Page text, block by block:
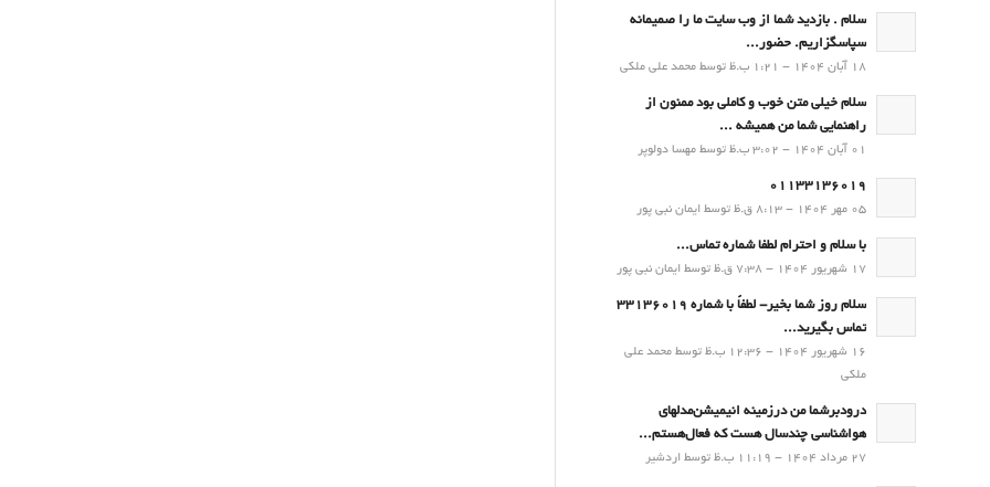
سلام . بازدید شما از وب سایت ما را صمیمانه
سپاسگزاریم. حضور...
18 آبان 1404 - 1:21 ب.ظ توسط محمد علی ملکی
سلام خیلی متن خوب و کاملی بود ممنون از
راهنمایی شما من همیشه ...
01 آبان 1404 - 3:02 ب.ظ توسط مهسا دولوپر
01133136019
05 مهر 1404 - 8:13 ق.ظ توسط ایمان نبی پور
با سلام و احترام لطفا شماره تماس...
17 شهریور 1404 - 7:38 ق.ظ توسط ایمان نبی پور
سلام روز شما بخیر- لطفاً با شماره 33136019
تماس بگیرید...
16 شهریور 1404 - 12:36 ب.ظ توسط محمد علی
ملکی
درودبرشما من درزمینه انیمیشن‌مدلهای
هواشناسی چندسال هست که فعال‌هستم...
27 مرداد 1404 - 11:19 ب.ظ توسط اردشیر